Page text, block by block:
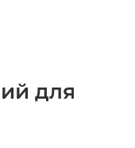
для